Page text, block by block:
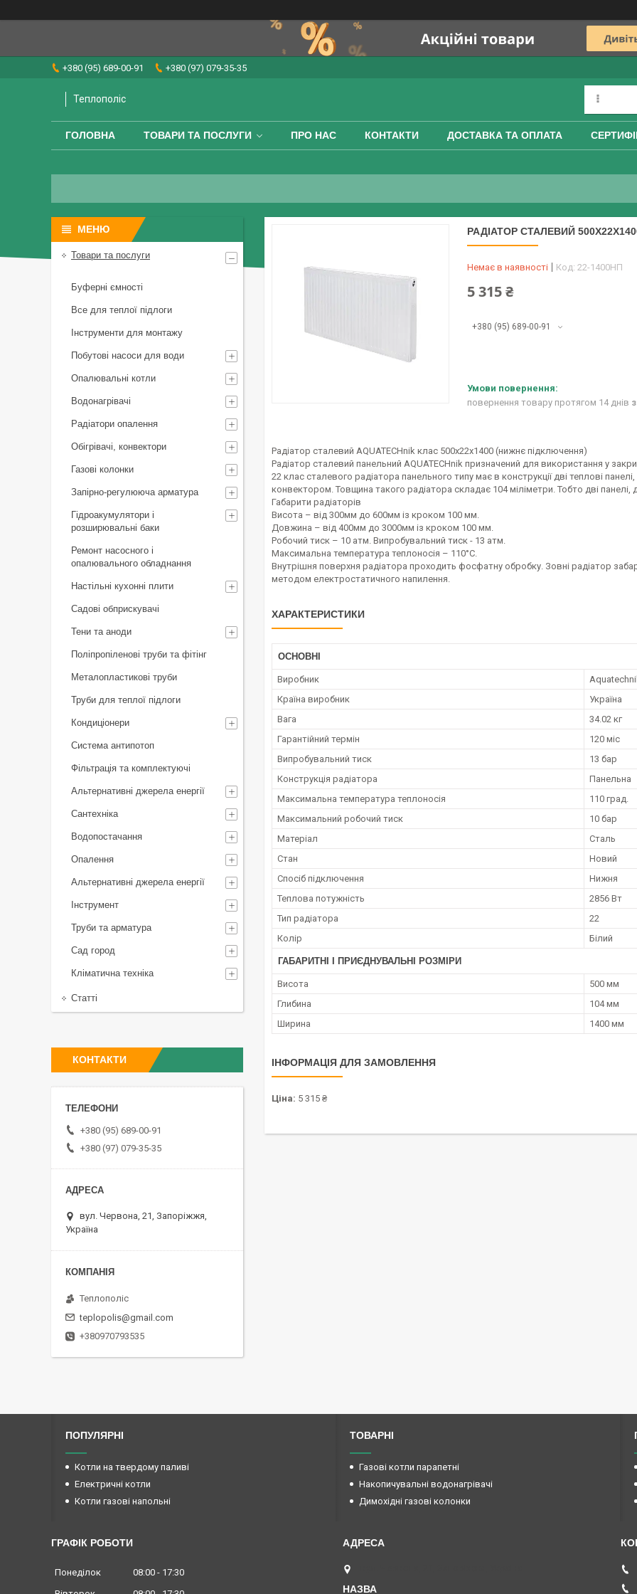
+380 (95) 689-00-91 +380 (97) 079-35-35
Теплополіс
ГОЛОВНА ТОВАРИ ТА ПОСЛУГИ ПРО НАС КОНТАКТИ ДОСТАВКА ТА ОПЛАТА
РАДІАТОР СТАЛЕВИЙ
Немає в наявності Код: 22-1400НП
5 315 ₴
+380 (95) 689-00-91
повернення товару протягом 14 днів
Радіатор сталевий AQUATECHnik клас 500x22х1400 (нижнє підключення)
Радіатор сталевий панельний AQUATECHnik призначений для використання у
22 клас сталевого радіатора панельного типу має в конструкції дві теплові
конвектором. Товщина такого радіатора складає 104 міліметри. Тобто дві панелі,
Габарити радіаторів
Висота – від 300мм до 600мм із кроком 100 мм.
Довжина – від 400мм до 3000мм із кроком 100 мм.
Робочий тиск – 10 атм. Випробувальний тиск - 13 атм.
Максимальна температура теплоносія – 110°С.
Внутрішня поверхня радіатора проходить фосфатну обробку. Зовні радіатор
методом електростатичного напилення.
ХАРАКТЕРИСТИКИ
ОСНОВНІ
Виробник
Країна виробник
Україна
Вага
34.02 кг
Гарантійний термін
120 міс
Випробувальний тиск
13 бар
Конструкція радіатора
Панельна
Максимальна температура теплоносія
110 град.
Максимальний робочий тиск
10 бар
Матеріал
Сталь
Стан
Новий
Спосіб підключення
Нижня
Теплова потужність
2856 Вт
Тип радіатора
22
Колір
Білий
ГАБАРИТНІ І ПРИЄДНУВАЛЬНІ РОЗМІРИ
Висота
500 мм
Глибина
104 мм
Ширина
1400 мм
ІНФОРМАЦІЯ ДЛЯ ЗАМОВЛЕННЯ
Ціна: 5 315 ₴
Товари та послуги
Буферні ємності
Все для теплої підлоги
Інструменти для монтажу
Побутові насоси для води
Опалювальні котли
Водонагрівачі
Радіатори опалення
Обігрівачі, конвектори
Газові колонки
Запірно-регулююча арматура
Гідроакумулятори і
розширювальні баки
Ремонт насосного і
опалювального обладнання
Настільні кухонні плити
Садові обприскувачі
Тени та аноди
Поліпропіленові труби та фітінг
Металопластикові труби
Труби для теплої підлоги
Кондиціонери
Система антипотоп
Фільтрація та комплектуючі
Альтернативні джерела енергії
Сантехніка
Водопостачання
Опалення
Альтернативні джерела енергії
Інструмент
Труби та арматура
Сад город
Кліматична техніка
Статті
КОНТАКТИ
+380 (95) 689-00-91
+380 (97) 079-35-35
вул. Червона, 21, Запоріжжя,
Україна
Теплополіс
teplopolis@gmail.com
+380970793535
ПОПУЛЯРНІ
Котли на твердому паливі
Електричні котли
Котли газові напольні
ТОВАРНІ
Газові котли парапетні
Накопичувальні водонагрівачі
Димохідні газові колонки
ГРАФІК РОБОТИ
Понеділок 08:00
17:30